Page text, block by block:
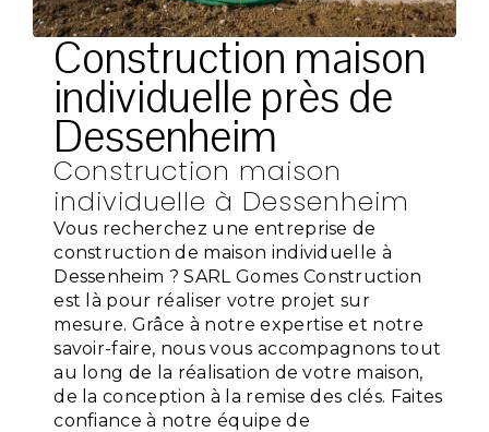
Construction maison
individuelle près de
Dessenheim
Construction maison
individuelle à Dessenheim
Vous recherchez une entreprise de
construction de maison individuelle à
Dessenheim ? SARL Gomes Construction
est là pour réaliser votre projet sur
mesure. Grâce à notre expertise et notre
savoir-faire, nous vous accompagnons tout
au long de la réalisation de votre maison,
de la conception à la remise des clés. Faites
confiance à notre équipe de